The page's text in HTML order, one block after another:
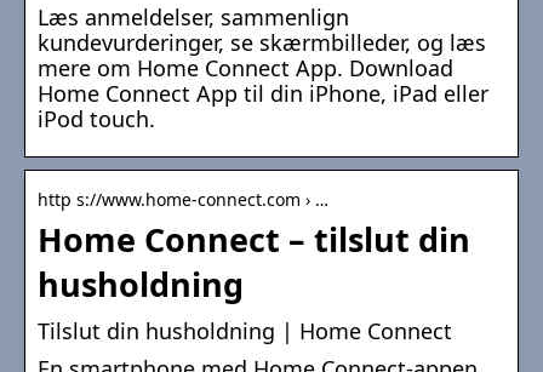
Læs anmeldelser, sammenlign
kundevurderinger, se skærmbilleder, og læs
mere om Home Connect App. Download
Home Connect App til din iPhone, iPad eller
iPod touch.
http s://www.home-connect.com › …
Home Connect – tilslut din
husholdning
Tilslut din husholdning | Home Connect